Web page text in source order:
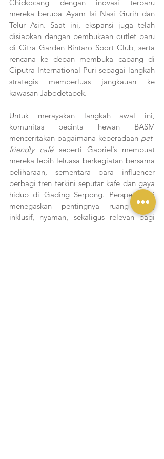
Chickocang dengan inovasi terbaru
mereka berupa Ayam Isi Nasi Gurih dan
Telur Asin. Saat ini, ekspansi juga telah
disiapkan dengan pembukaan outlet baru
di Citra Garden Bintaro Sport Club, serta
rencana ke depan membuka cabang di
Ciputra International Puri sebagai langkah
strategis memperluas jangkauan ke
kawasan Jabodetabek.
Untuk merayakan langkah awal ini,
komunitas pecinta hewan BASM
menceritakan bagaimana keberadaan pet-
friendly café seperti Gabriel’s membuat
mereka lebih leluasa berkegiatan bersama
peliharaan, sementara para influencer
berbagi tren terkini seputar kafe dan gaya
hidup di Gading Serpong. Perspektif ini
menegaskan pentingnya ruang yang
inklusif, nyaman, sekaligus relevan bagi